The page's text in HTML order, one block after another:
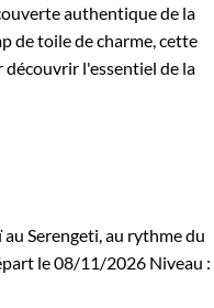
authentique de la
de toile de charme, cette
découvrir l'essentiel de la
au Serengeti, au rythme du
le 08/11/2026 Niveau :